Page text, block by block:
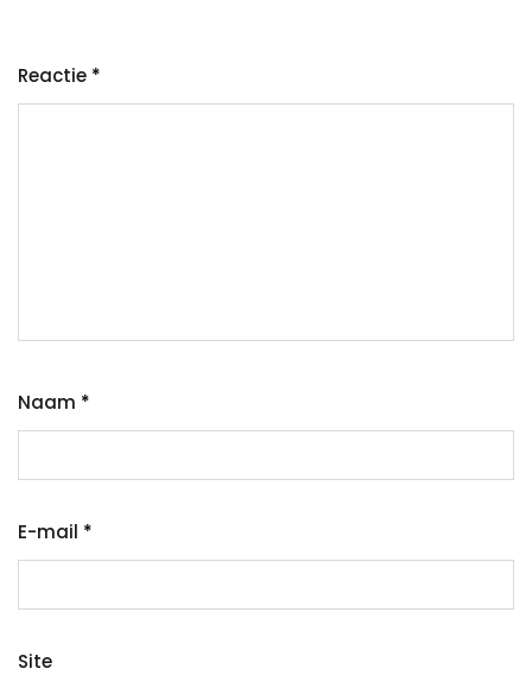
Reactie *
Naam *
E-mail *
Site